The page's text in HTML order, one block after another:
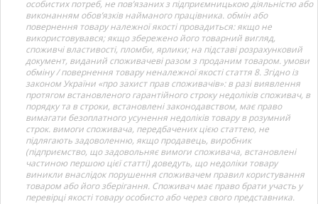
особистих потреб, не пов’язаних з підприємницькою діяльністю або
виконанням обов’язків найманого працівника. обмін або
повернення товару належної якості провадиться: якщо не
використовувався; якщо збережено його товарний вигляд,
споживчі властивості, пломби, ярлики; на підставі розрахунковий
документ, виданий споживачеві разом з проданим товаром. умови
обміну / повернення товару неналежної якості стаття 8. Згідно із
законом України «про захист прав споживачів»: в разі виявлення
протягом встановленого гарантійного строку недоліків споживач, в
порядку та в строки, встановлені законодавством, має право
вимагати безоплатного усунення недоліків товару в розумний
строк. вимоги споживача, передбачених цією статтею, не
підлягають задоволенню, якщо продавець, виробник
(підприємство, що задовольняє вимоги споживача, встановлені
частиною першою цієї статті) доведуть, що недоліки товару
виникли внаслідок порушення споживачем правил користування
товаром або його зберігання. Споживач має право брати участь у
перевірці якості товару особисто або через свого представника.